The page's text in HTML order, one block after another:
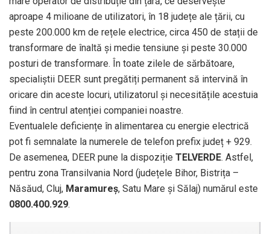
aproape 4 milioane de utilizatori, în 18 județe ale țării, cu
peste 200.000 km de rețele electrice, circa 450 de stații de
transformare de înaltă și medie tensiune și peste 30.000
posturi de transformare. În toate zilele de sărbătoare,
specialiștii DEER sunt pregătiți permanent să intervină în
oricare din aceste locuri, utilizatorul și necesitățile acestuia
fiind în centrul atenției companiei noastre.
Eventualele deficiențe în alimentarea cu energie electrică
pot fi semnalate la numerele de telefon prefix județ + 929.
De asemenea, DEER pune la dispoziție TELVERDE. Astfel,
pentru zona Transilvania Nord (județele Bihor, Bistrița –
Năsăud, Cluj, Maramureș, Satu Mare și Sălaj) numărul este
0800.400.929.